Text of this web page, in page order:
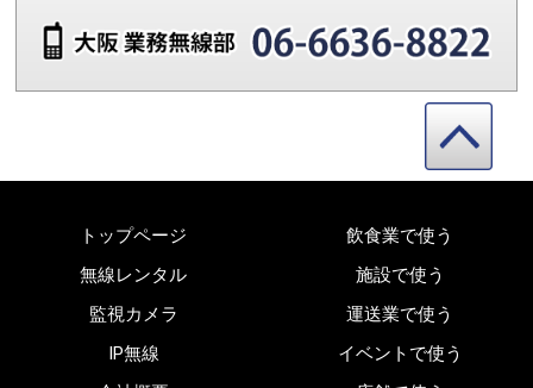
トップページ
無線レンタル
監視カメラ
IP無線
飲食業で使う
施設で使う
運送業で使う
イベントで使う